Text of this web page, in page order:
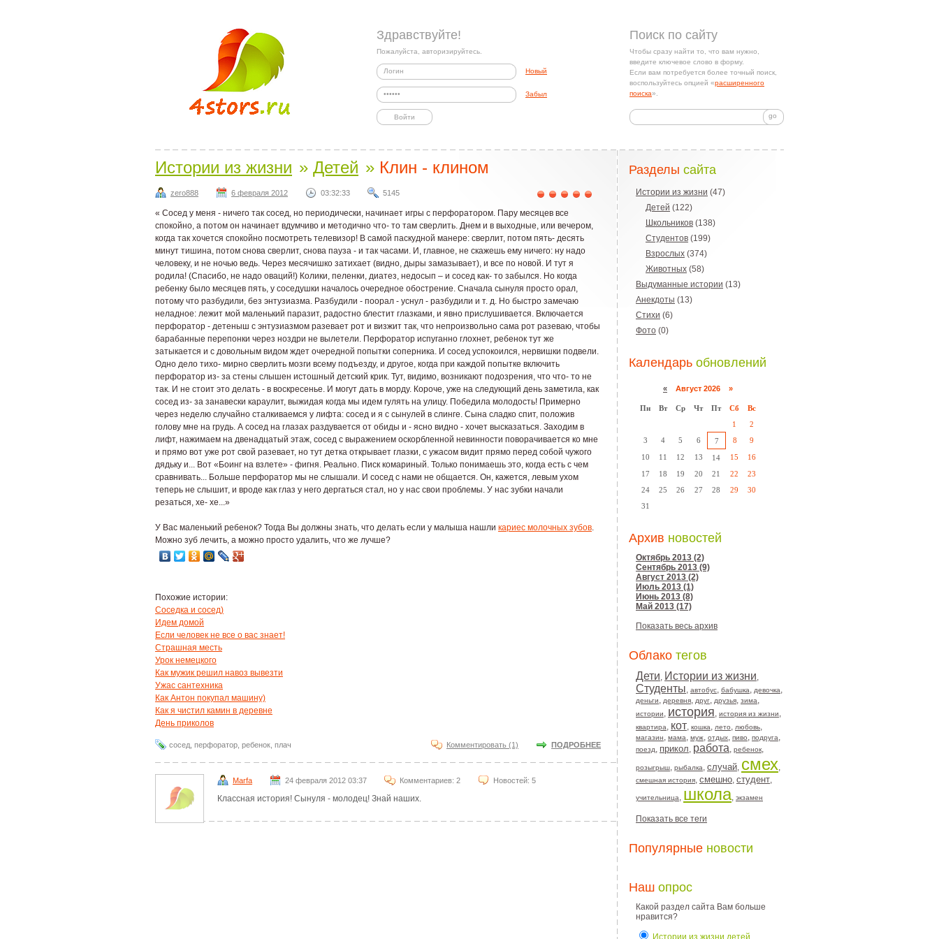
Здравствуйте!
Пожалуйста, авторизируйтесь.
Новый
Забыл
Поиск по сайту
Чтобы сразу найти то, что вам нужно,
введите ключевое слово в форму.
Если вам потребуется более точный поиск,
воспользуйтесь опцией «расширенного
поиска».
Разделы сайта
Истории из жизни (47)
Детей (122)
Школьников (138)
Студентов (199)
Взрослых (374)
Животных (58)
Выдуманные истории (13)
Анекдоты (13)
Стихи (6)
Фото (0)
Календарь обновлений
« Август 2026 »
Пн Вт Ср Чт Пт Сб
Вс
1
2
3
4 5 6 7 8
9
10
11 12 13 14 15
16
17
18 19 20 21 22
23
24
25 26 27 28 29
30
31
Архив новостей
Октябрь 2013 (2)
Сентябрь 2013 (9)
Август 2013 (2)
Июль 2013 (1)
Июнь 2013 (8)
Май 2013 (17)
Показать весь архив
Облако тегов
Дети, Истории из жизни,
Студенты, автобус, бабушка, девочка,
деньги, деревня, друг, друзья, зима,
истории, история, история из жизни,
квартира, кот, кошка, лето, любовь,
магазин, мама, муж, отдых, пиво, подруга,
поезд, прикол, работа, ребенок,
розыгрыш, рыбалка, случай, смех,
смешная история, смешно, студент,
учительница, школа, экзамен
Показать все теги
Популярные новости
Наш опрос
Какой раздел сайта Вам больше
нравится?
Истории из жизни детей
Истории из жизни » Детей » Клин - клином
zero888 6 февраля 2012 03:32:33 5145
« Сосед у меня - ничего так сосед, но периодически, начинает игры с перфоратором. Пару месяцев все
спокойно, а потом он начинает вдумчиво и методично что- то там сверлить. Днем и в выходные, или вечером,
когда так хочется спокойно посмотреть телевизор! В самой паскудной манере: сверлит, потом пять- десять
минут тишина, потом снова сверлит, снова пауза - и так часами. И, главное, не скажешь ему ничего: ну надо
человеку, и не ночью ведь. Через месячишко затихает (видно, дыры замазывает), и все по новой. И тут я
родила! (Спасибо, не надо оваций!) Колики, пеленки, диатез, недосып – и сосед как- то забылся. Но когда
ребенку было месяцев пять, у соседушки началось очередное обострение. Сначала сынуля просто орал,
потому что разбудили, без энтузиазма. Разбудили - поорал - уснул - разбудили и т. д. Но быстро замечаю
неладное: лежит мой маленький паразит, радостно блестит глазками, и явно прислушивается. Включается
перфоратор - детеныш с энтузиазмом разевает рот и визжит так, что непроизвольно сама рот разеваю, чтобы
барабанные перепонки через ноздри не вылетели. Перфоратор испуганно глохнет, ребенок тут же
затыкается и с довольным видом ждет очередной попытки соперника. И сосед успокоился, нервишки подвели.
Одно дело тихо- мирно сверлить мозги всему подъезду, и другое, когда при каждой попытке включить
перфоратор из- за стены слышен истошный детский крик. Тут, видимо, возникают подозрения, что что- то не
так. И не стоит это делать - в воскресенье. И могут дать в морду. Короче, уже на следующий день заметила, как
сосед из- за занавески караулит, выжидая когда мы идем гулять на улицу. Победила молодость! Примерно
через неделю случайно сталкиваемся у лифта: сосед и я с сынулей в слинге. Сына сладко спит, положив
голову мне на грудь. А сосед на глазах раздувается от обиды и - ясно видно - хочет высказаться. Заходим в
лифт, нажимаем на двенадцатый этаж, сосед с выражением оскорбленной невинности поворачивается ко мне
и прямо вот уже рот свой разевает, но тут детка открывает глазки, с ужасом видит прямо перед собой чужого
дядьку и... Вот «Боинг на взлете» - фигня. Реально. Писк комариный. Только понимаешь это, когда есть с чем
сравнивать... Больше перфоратор мы не слышали. И сосед с нами не общается. Он, кажется, левым ухом
теперь не слышит, и вроде как глаз у него дергаться стал, но у нас свои проблемы. У нас зубки начали
резаться, хе- хе...»
У Вас маленький ребенок? Тогда Вы должны знать, что делать если у малыша нашли кариес молочных зубов.
Можно зуб лечить, а можно просто удалить, что же лучше?
Похожие истории:
Cоседка и сосед)
Идем домой
Если человек не все о вас знает!
Страшная месть
Урок немецкого
Как мужик решил навоз вывезти
Ужас сантехника
Как Антон покупал машину)
Как я чистил камин в деревне
День приколов
сосед перфоратор ребенок плач Комментировать (1) ПОДРОБНЕЕ
Marfa 24 февраля 2012 03:37 Комментариев: 2 Новостей: 5
Классная история! Сынуля - молодец! Знай наших.